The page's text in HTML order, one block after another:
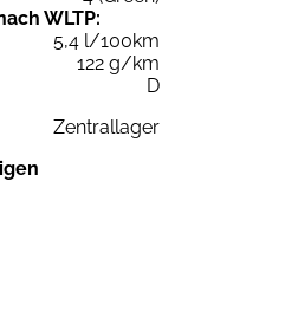
WLTP:
5,4 l/100km
122 g/km
D
Zentrallager